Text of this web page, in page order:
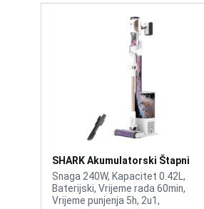
SHARK Akumulatorski Štapni
Usisivač Detect Clean and
Empty IW3612EUT
Snaga 240W, Kapacitet 0.42L,
Baterijski, Vrijeme rada 60min,
Vrijeme punjenja 5h, 2u1,